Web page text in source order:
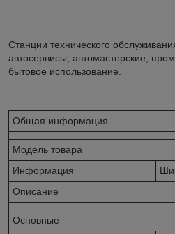
Станции технического
автосервисы, автомастерские,
бытовое использование.
Общая информация
Модель товара
Информация
Описание
Основные